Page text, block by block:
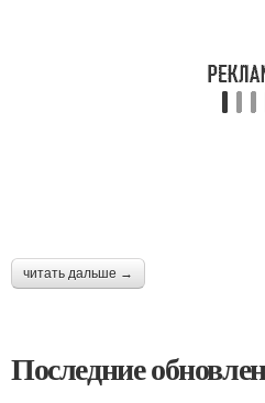
читать дальше →
Последние